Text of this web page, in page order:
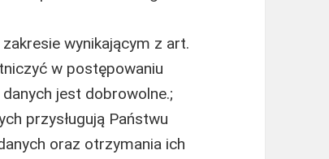
wynikającym z art.
w postępowaniu
jest dobrowolne.;
przysługują Państwu
oraz otrzymania ich